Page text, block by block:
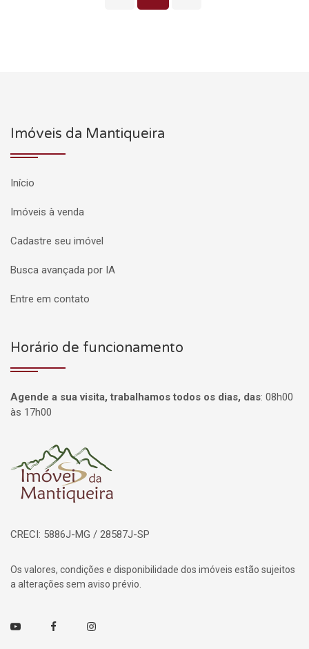
Imóveis da Mantiqueira
Início
Imóveis à venda
Cadastre seu imóvel
Busca avançada por IA
Entre em contato
Horário de funcionamento
Agende a sua visita, trabalhamos todos os dias, das: 08h00
às 17h00
Página inicial
CRECI: 5886J-MG / 28587J-SP
Os valores, condições e disponibilidade dos imóveis estão sujeitos
a alterações sem aviso prévio.
Youtube FacebookInstagram